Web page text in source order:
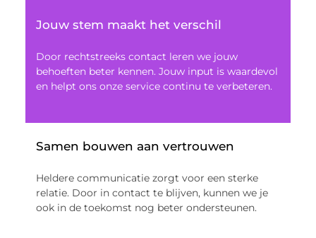
Jouw stem maakt het verschil
Door rechtstreeks contact leren we jouw
behoeften beter kennen. Jouw input is waardevol
en helpt ons onze service continu te verbeteren.
Samen bouwen aan vertrouwen
Heldere communicatie zorgt voor een sterke
relatie. Door in contact te blijven, kunnen we je
ook in de toekomst nog beter ondersteunen.